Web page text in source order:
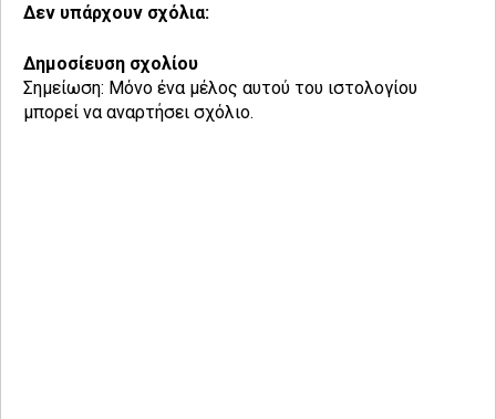
Δεν υπάρχουν σχόλια:
Δημοσίευση σχολίου
Σημείωση: Μόνο ένα μέλος αυτού του ιστολογίου
μπορεί να αναρτήσει σχόλιο.